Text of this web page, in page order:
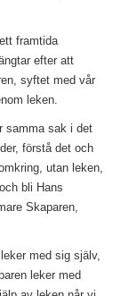
framtida
efter att
syftet med vår
leken.
samma sak i det
förstå det och
utan leken,
bli Hans
Skaparen,
med sig själv,
leker med